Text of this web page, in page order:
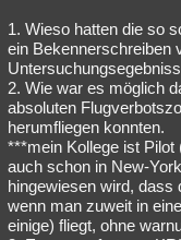
1. Wieso hatten die so
ein Bekennerschreiben
2. Wie war es möglich
absoluten
herumfliegen konnten.
***mein Kollege ist Pilot
auch schon in New-
hingewiesen wird, dass
wenn man zuweit in
einige) fliegt, ohne